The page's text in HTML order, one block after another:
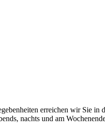
erreichen wir Sie in
nachts und am